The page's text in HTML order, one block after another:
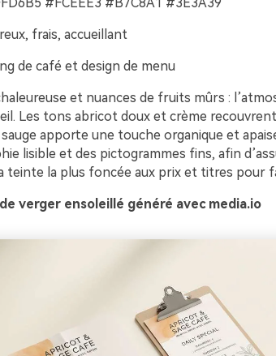
frais, accueillant
de café et design de menu
et nuances de fruits mûrs :
Les tons abricot doux et crème
apporte une touche organique et
lisible et des pictogrammes fins, afin
teinte la plus foncée aux prix et titres pour
verger ensoleillé généré avec media.io